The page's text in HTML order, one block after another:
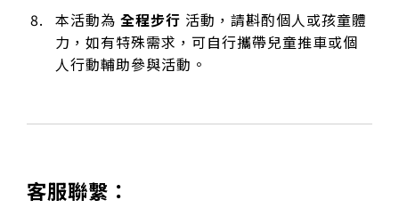
本活動為 全程步行 活動，請斟酌個人或孩童體
力，如有特殊需求，可自行攜帶兒童推車或個
人行動輔助參與活動。
客服聯繫：